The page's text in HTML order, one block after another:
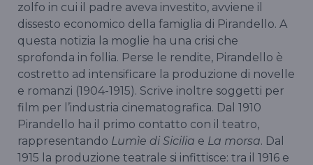
zolfo in cui il padre aveva investito, avviene il
dissesto economico della famiglia di Pirandello. A
questa notizia la moglie ha una crisi che
sprofonda in follia. Perse le rendite, Pirandello è
costretto ad intensificare la produzione di novelle
e romanzi (1904-1915). Scrive inoltre soggetti per
film per l’industria cinematografica. Dal 1910
Pirandello ha il primo contatto con il teatro,
rappresentando Lumìe di Sicilia e La morsa. Dal
1915 la produzione teatrale si infittisce: tra il 1916 e